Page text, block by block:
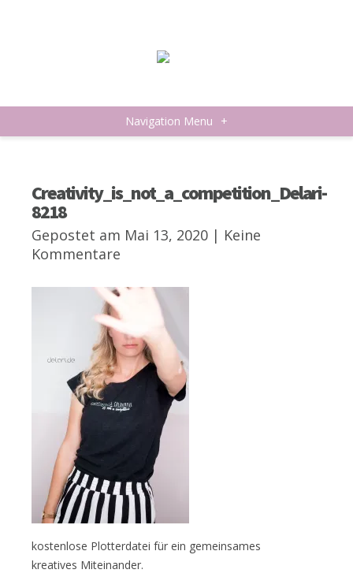
Navigation Menu +
Creativity_is_not_a_competition_Delari-
8218
Gepostet am Mai 13, 2020 | Keine
Kommentare
kostenlose Plotterdatei für ein gemeinsames
kreatives Miteinander.